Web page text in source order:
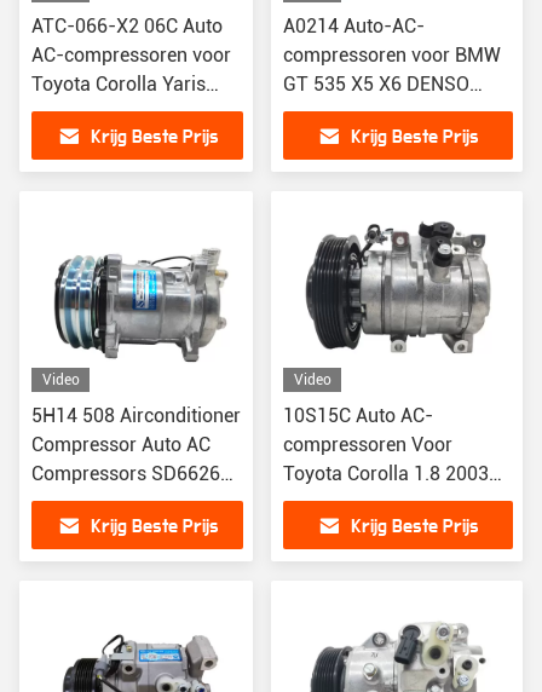
ATC-066-X2 06C Auto
AC-compressoren voor
Toyota Corolla Yaris
Alitis 88320-52010
883205201Krijg Beste Prijs
A0214 Auto-AC-
compressoren voor BMW
GT 535 X5 X6 DENSO
64529217868
64529217869 471-1543
Krijg Beste Prijs
Video
5H14 508 Airconditioner
Compressor Auto AC
Compressors SD6626
75R8384 4506 4507
4652 5407 6627 6665
Krijg Beste Prijs
Video
10S15C Auto AC-
compressoren Voor
Toyota Corolla 1.8 2003
8832002120
883200212084 CO27000C
4711407
Krijg Beste Prijs